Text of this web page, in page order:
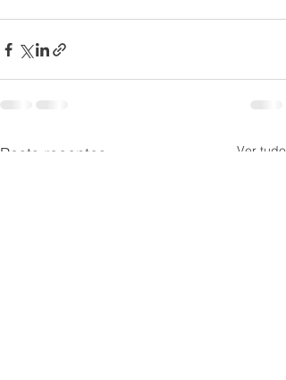
Posts recentes Ver tudo